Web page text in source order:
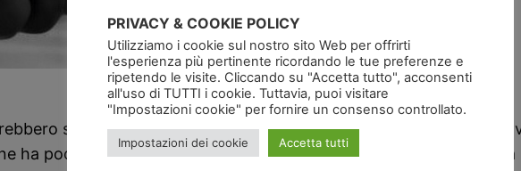
sapere che cos’è, almeno è quello che ci auguriamo, a dire il
ha poca o affatto e forse è uno dei motivi per cui il mondo non
PRIVACY & COOKIE POLICY
Utilizziamo i cookie sul nostro sito Web per offrirti
l'esperienza più pertinente ricordando le tue preferenze e
ripetendo le visite. Cliccando su "Accetta tutto", acconsenti
all'uso di TUTTI i cookie. Tuttavia, puoi visitare
"Impostazioni cookie" per fornire un consenso controllato.
Impostazioni dei cookie Accetta tutti